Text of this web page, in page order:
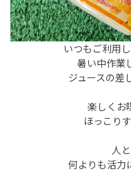
いつもご利用
暑い中作業
ジュースの差
楽しくお
人
何よりも活力